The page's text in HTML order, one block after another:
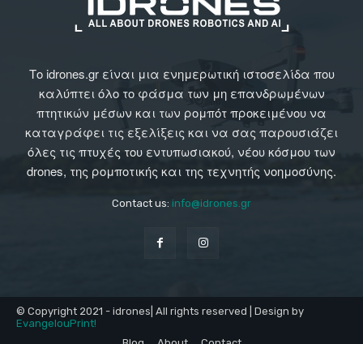
Το idrones.gr είναι μια ενημερωτική ιστοσελίδα που
καλύπτει όλο το φάσμα των μη επανδρωμένων
πτητικών μέσων και των ρομπότ προκειμένου να
καταγράφει τις εξελίξεις και να σας παρουσιάζει
όλες τις πτυχές του εντυπωσιακού, νέου κόσμου των
drones, της ρομποτικής και της τεχνητής νοημοσύνης.
Contact us: info@idrones.gr
© Copyright 2021 - idrones| All rights reserved | Design by
EvangelouPrint!